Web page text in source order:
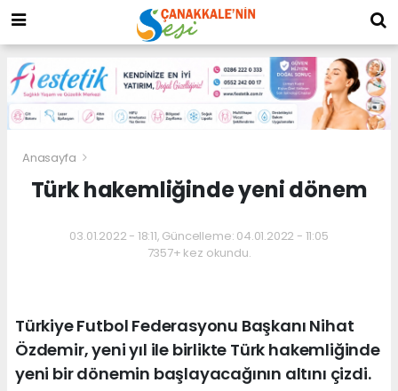
Anasayfa
Türk hakemliğinde yeni dönem
03.01.2022 - 18:11, Güncelleme: 04.01.2022 - 11:05
7357+ kez okundu.
Türkiye Futbol Federasyonu Başkanı Nihat
Özdemir, yeni yıl ile birlikte Türk hakemliğinde
yeni bir dönemin başlayacağının altını çizdi.